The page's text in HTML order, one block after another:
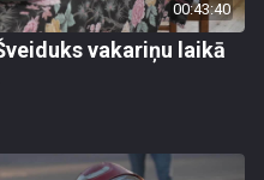
00:43:40
vakariņu laikā